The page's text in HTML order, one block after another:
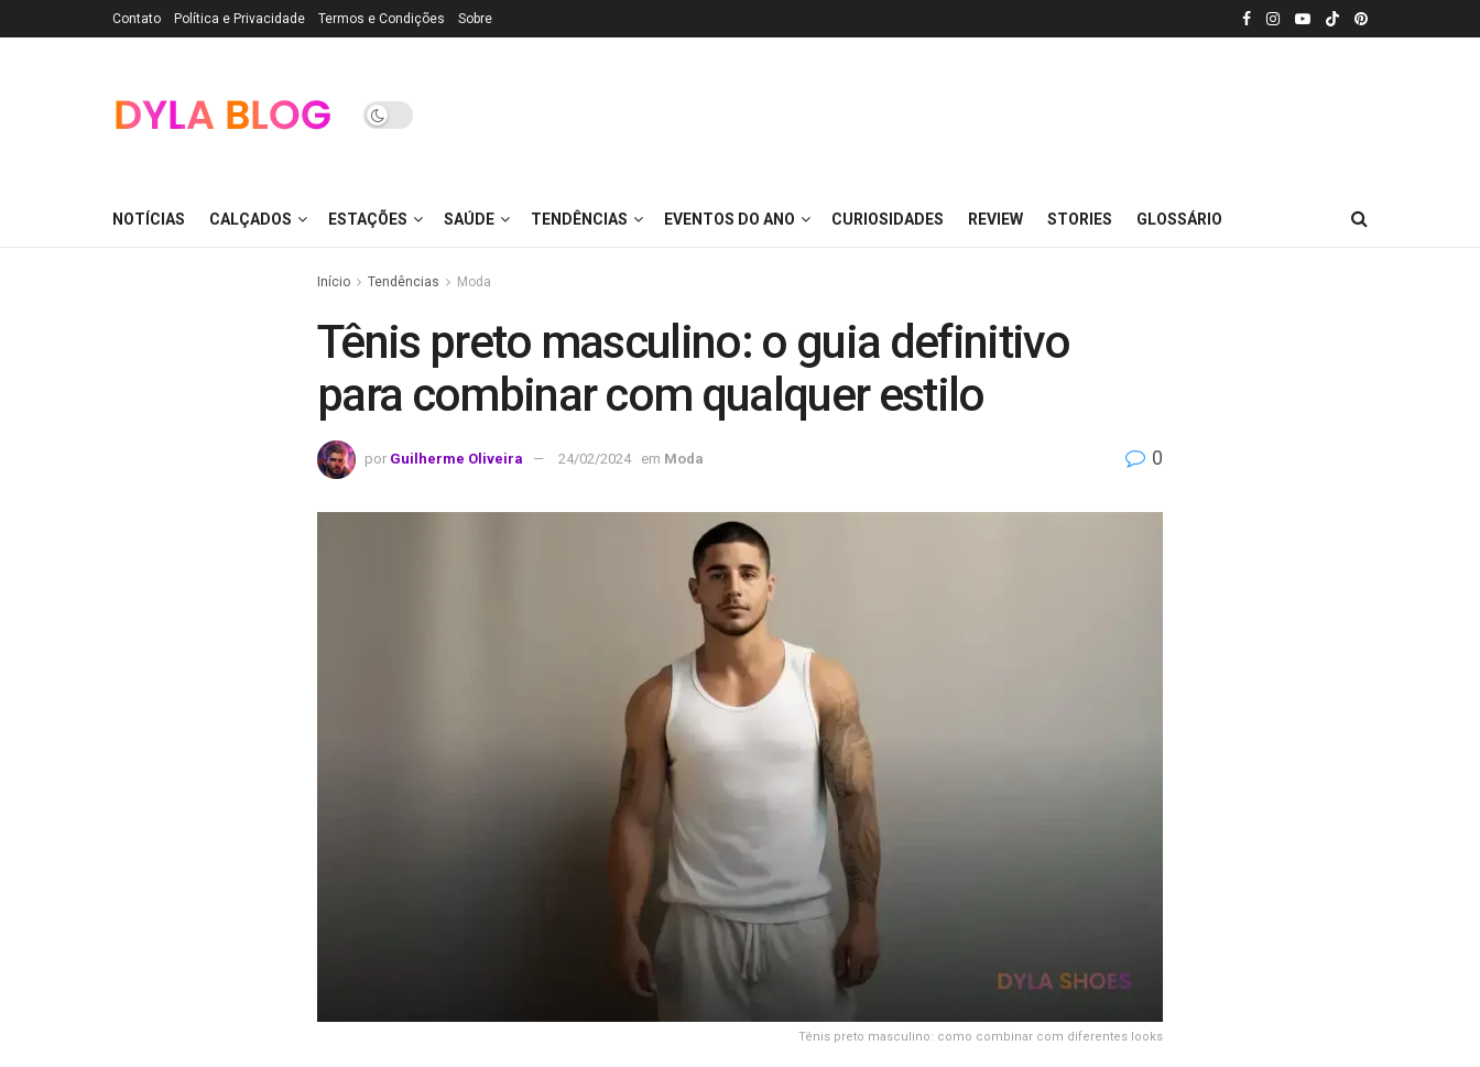
Contato Política e Privacidade Termos e Condições Sobre
NOTÍCIAS CALÇADOS ESTAÇÕES SAÚDE TENDÊNCIAS EVENTOS DO ANO CURIOSIDADES REVIEW STORIES GLOSSÁRIO
Início Tendências Moda
Tênis preto masculino: o guia definitivo
para combinar com qualquer estilo
por Guilherme Oliveira 24/02/2024 em Moda 0
Tênis preto masculino: como combinar com diferentes looks